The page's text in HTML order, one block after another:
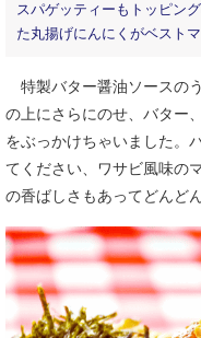
スパゲッティーもトッピン
た丸揚げにんにくがベストマ
特製バター醤油ソースの
の上にさらにのせ、バター
をぶっかけちゃいました。
てください、ワサビ風味の
の香ばしさもあってどんど